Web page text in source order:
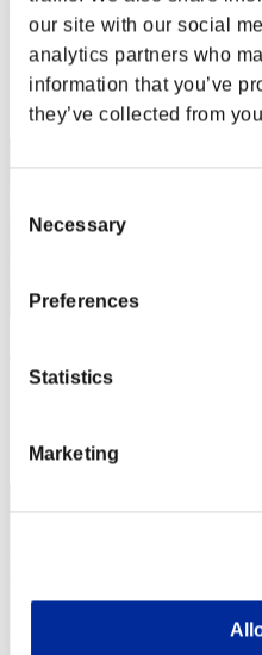
our site with our social
analytics partners who
information that you’ve
they’ve collected from
Selection
Necessary
Preferences
Statistics
Marketing
Rudis Deceiver with Pause
Punteggio:Lv:1/02'09"47
Posizione
2
Punteggio:Lv:1/03'31"98
3